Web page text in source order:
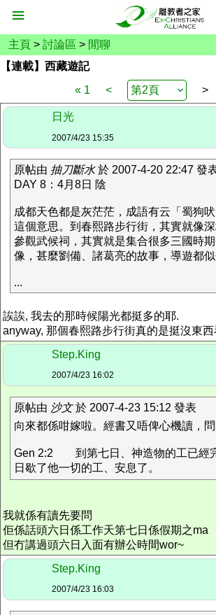
主頁 > 討論區 > 閒聊
【連載】西藏遊記
« 1
< >
日光
2007/4/23 15:35
原帖由 抽刀斷水於 2007-4-20 22:47 發
DAY 8：4月8日 陰
成都天色都是灰茫茫，成語有云「蜀狗
這個意思。到春熙路步行街，其實就像
參觀武候祠，其實就是集合很多三國時
像，甚麼劉備、諸葛亮的故事，導遊都似
...
誒誒, 我去的那時候陽光都挺多的耶.
anyway, 那個春熙路步行街真的是挺沒東
Step.King
2007/4/23 16:02
原帖由 沙文於 2007-4-23 15:12 發表
向來都係咁嫁啦。經書又唔俾心機讀，問
Gen 2:2 到第七日、神造物的工已經
日歇了他一切的工、安息了。
我就係有讀先要問
佢係話頭六日係工作天第七日係假期之ma
但冇講過頭六日入面有辦公時間wor~
Step.King
2007/4/23 16:03